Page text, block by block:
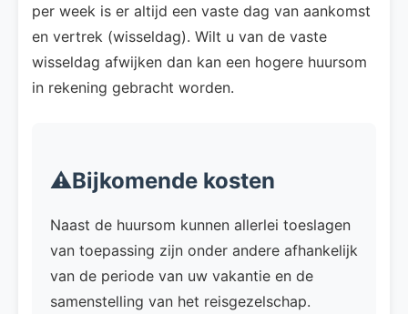
per week is er altijd een vaste dag van aankomst
en vertrek (wisseldag). Wilt u van de vaste
wisseldag afwijken dan kan een hogere huursom
in rekening gebracht worden.
⚠️Bijkomende kosten
Naast de huursom kunnen allerlei toeslagen
van toepassing zijn onder andere afhankelijk
van de periode van uw vakantie en de
samenstelling van het reisgezelschap.